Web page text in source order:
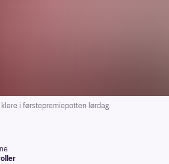
i førstepremiepotten lørdag.